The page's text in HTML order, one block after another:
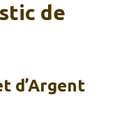
de
d’Argent